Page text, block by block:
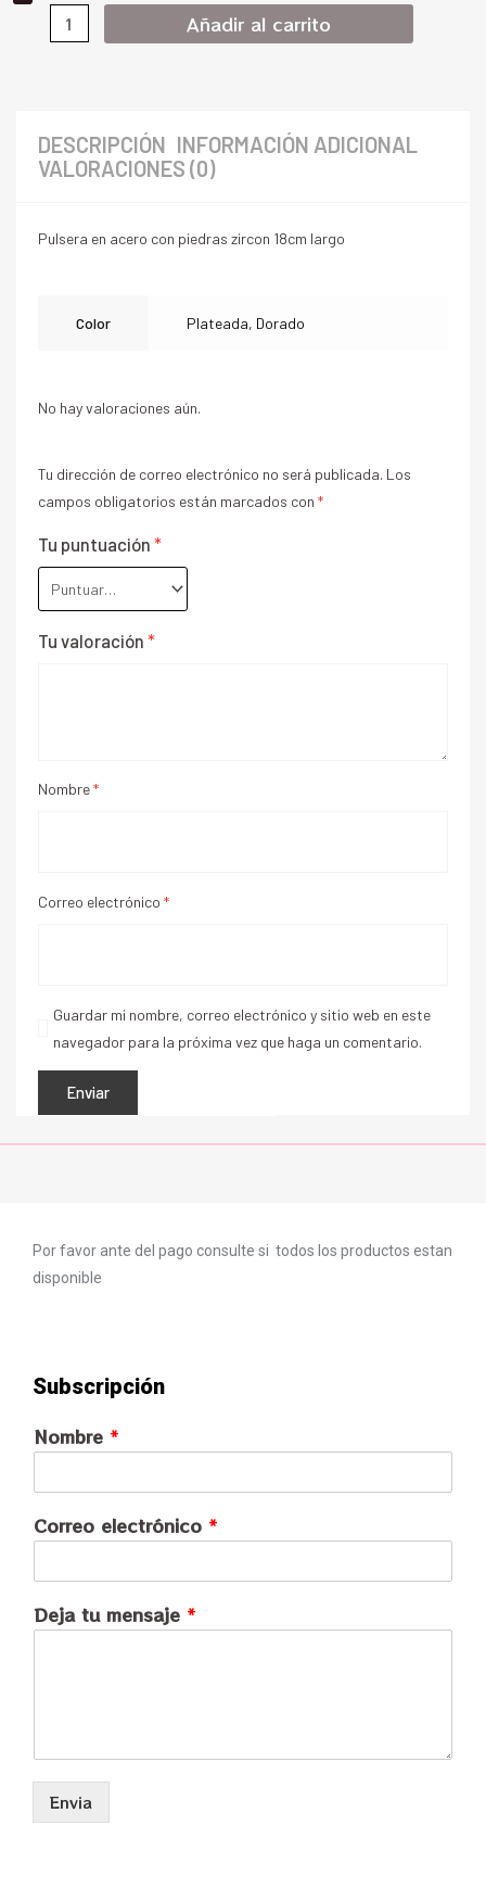
Añadir al carrito
DESCRIPCIÓN INFORMACIÓN ADICIONAL
VALORACIONES (0)
Pulsera en acero con piedras zircon 18cm largo
Color Plateada, Dorado
No hay valoraciones aún.
Tu dirección de correo electrónico no será publicada. Los
campos obligatorios están marcados con *
Tu puntuación *
Tu valoración *
Nombre*
Correo electrónico *
Guardar mi nombre, correo electrónico y sitio web en este
navegador para la próxima vez que haga un comentario.
Por favor ante del pago consulte si todos los productos estan
disponible
Subscripción
Nombre *
Correo electrónico *
Deja tu mensaje *
Envia